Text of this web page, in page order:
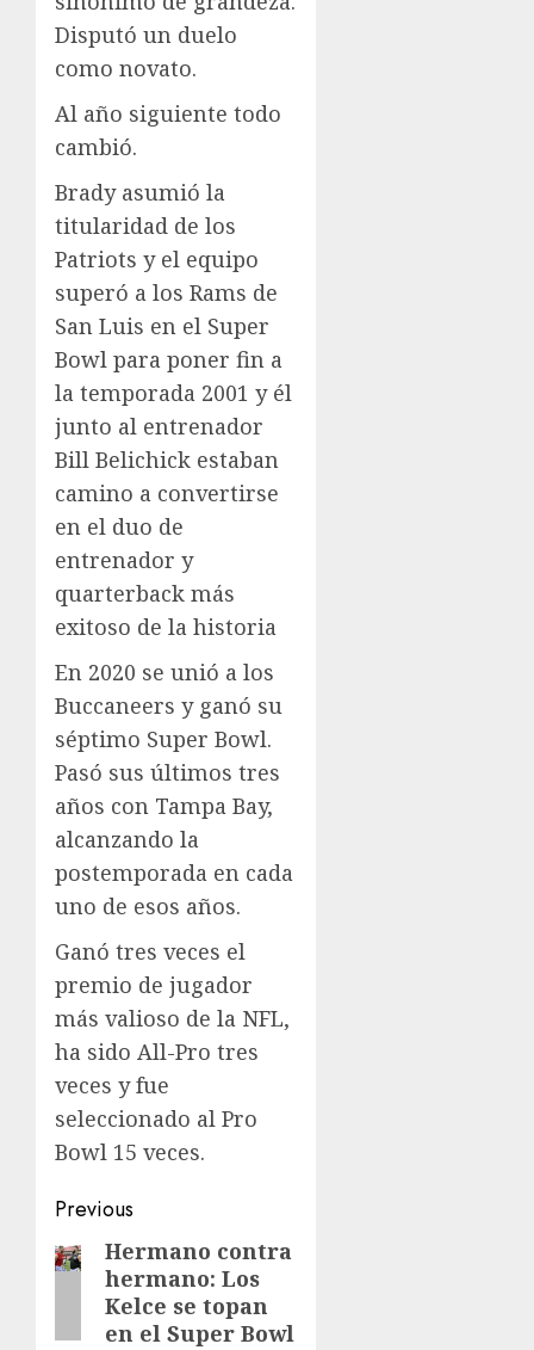
Disputó un duelo
como novato.
Al año siguiente todo
cambió.
Brady asumió la
titularidad de los
Patriots y el equipo
superó a los Rams de
San Luis en el Super
Bowl para poner fin a
la temporada 2001 y él
junto al entrenador
Bill Belichick estaban
camino a convertirse
en el duo de
entrenador y
quarterback más
exitoso de la historia
En 2020 se unió a los
Buccaneers y ganó su
séptimo Super Bowl.
Pasó sus últimos tres
años con Tampa Bay,
alcanzando la
postemporada en cada
uno de esos años.
Ganó tres veces el
premio de jugador
más valioso de la NFL,
ha sido All-Pro tres
veces y fue
seleccionado al Pro
Bowl 15 veces.
Post
navigation
Previous
PreviousHermano contra
hermano: Los
Kelce se topan
en el Super Bowl